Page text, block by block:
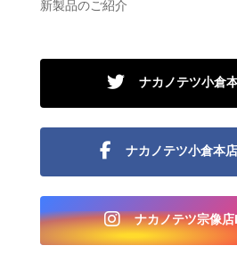
新製品のご紹介
ナカノテツ小倉
ナカノテツ小倉本
ナカノテツ宗像